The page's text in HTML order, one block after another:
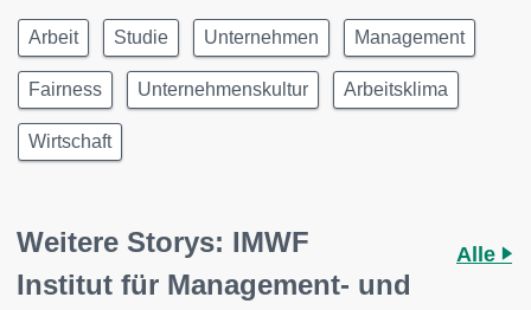
Arbeit Studie Unternehmen Management
Fairness Unternehmenskultur Arbeitsklima
Wirtschaft
Weitere Storys: IMWF
Institut für Management- und
Alle